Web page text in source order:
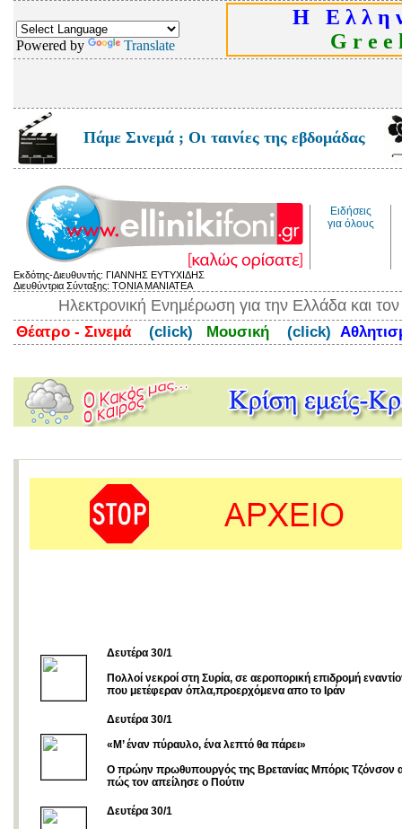
Powered by Translate
Η Ε λ λ η
G r e e
Πάμε Σινεμά ; Οι ταινίες της εβδομάδας
Ειδήσεις
για όλους
Εκδότης-Διευθυντής: ΓΙΑΝΝΗΣ ΕΥΤΥΧΙΔΗΣ
Διευθύντρια Σύνταξης: ΤΟΝΙΑ ΜΑΝΙΑΤΕΑ
Ηλεκτρονική Ενημέρωση για την Ελλάδα και
Θέατρο - Σινεμά (click) Μουσική (click)
Δευτέρα 30/1
Πολλοί νεκροί στη Συρία, σε αεροπορική επιδρομή
που μετέφεραν όπλα,προερχόμενα απο το Ιράν
Δευτέρα 30/1
«Μ’ έναν πύραυλο, ένα λεπτό θα πάρει»
Ο πρώην πρωθυπουργός της Βρετανίας Μπόρις Τζόνσον
πώς τον απείλησε ο Πούτιν
Δευτέρα 30/1